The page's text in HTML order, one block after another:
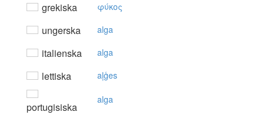
grekiska φύκoς
ungerska alga
italienska alga
lettiska aļģes
portugisiska
alga